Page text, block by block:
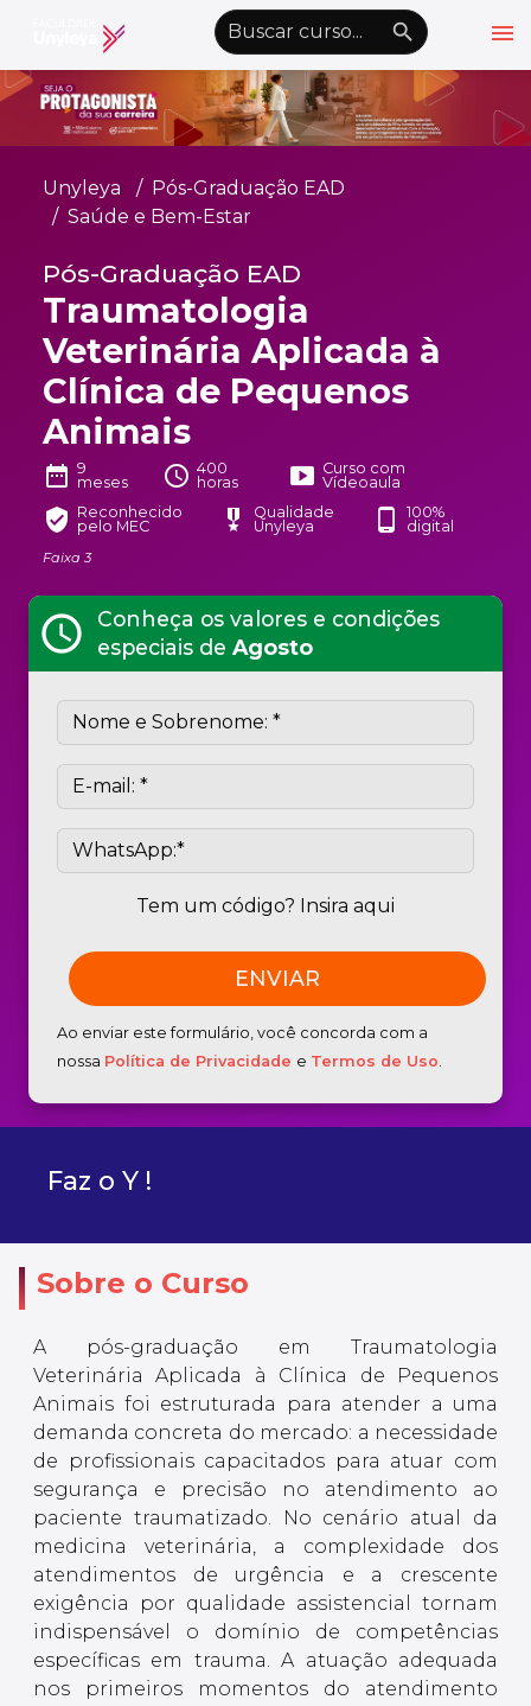
menu
emoji_objectsAlto Contraste nights_stay wb_sunny
Graduação EAD
Pós-Graduação EAD
Atualização Profissional
Conheça a Unyleyakeyboard_arrow_down
Alianças Acadêmicas
Convênioskeyboard_arrow_down
UnyVantagens
personÁrea do Aluno schoolQuero ser Aluno
Unyleya
Pós-Graduação EAD
Saúde e Bem-Estar
Pós-Graduação EAD
Traumatologia
Veterinária Aplicada à
Clínica de Pequenos
Animais
date_range 9
meses
schedule 400
horas
smart_display Curso com
Vídeoaula
verified_user Reconhecido
pelo MEC
military_tech
Qualidade
Unyleya
phone_android
100%
digital
Faixa 3
schedule
Conheça os valores e condições
especiais de Agosto
Tem um código? Insira aqui
Ao enviar este formulário, você concorda com a
nossa Política de Privacidade e Termos de Uso.
Faz o Y !
Sobre o Curso
A pós-graduação em Traumatologia
Veterinária Aplicada à Clínica de Pequenos
Animais foi estruturada para atender a uma
demanda concreta do mercado: a necessidade
de profissionais capacitados para atuar com
segurança e precisão no atendimento ao
paciente traumatizado. No cenário atual da
medicina veterinária, a complexidade dos
atendimentos de urgência e a crescente
exigência por qualidade assistencial tornam
indispensável o domínio de competências
específicas em trauma. A atuação adequada
nos primeiros momentos do atendimento